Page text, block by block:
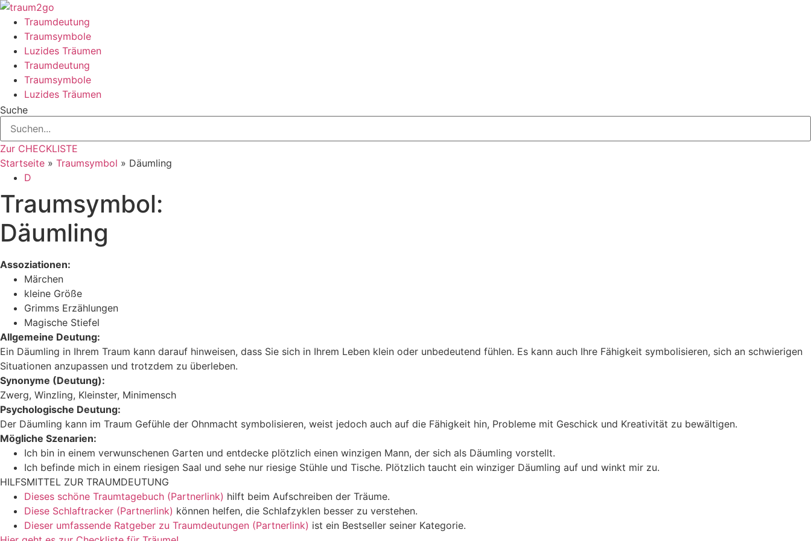
Zum
Inhalt
springen
Traumdeutung
Traumsymbole
Luzides Träumen
Traumdeutung
Traumsymbole
Luzides Träumen
Suche
Zur CHECKLISTE
Startseite » Traumsymbol » Däumling
D
Traumsymbol:
Däumling
Assoziationen:
Märchen
kleine Größe
Grimms Erzählungen
Magische Stiefel
Allgemeine Deutung:
Ein Däumling in Ihrem Traum kann darauf hinweisen, dass Sie sich in Ihrem Leben klein oder unbedeutend fühlen. Es kann auch Ihre Fähigkeit symbolisieren, sich an schwierigen
Situationen anzupassen und trotzdem zu überleben.
Synonyme (Deutung):
Zwerg, Winzling, Kleinster, Minimensch
Psychologische Deutung:
Der Däumling kann im Traum Gefühle der Ohnmacht symbolisieren, weist jedoch auch auf die Fähigkeit hin, Probleme mit Geschick und Kreativität zu bewältigen.
Mögliche Szenarien:
Ich bin in einem verwunschenen Garten und entdecke plötzlich einen winzigen Mann, der sich als Däumling vorstellt.
Ich befinde mich in einem riesigen Saal und sehe nur riesige Stühle und Tische. Plötzlich taucht ein winziger Däumling auf und winkt mir zu.
HILFSMITTEL ZUR TRAUMDEUTUNG
Dieses schöne Traumtagebuch (Partnerlink) hilft beim Aufschreiben der Träume.
Diese Schlaftracker (Partnerlink) können helfen, die Schlafzyklen besser zu verstehen.
Dieser umfassende Ratgeber zu Traumdeutungen (Partnerlink) ist ein Bestseller seiner Kategorie.